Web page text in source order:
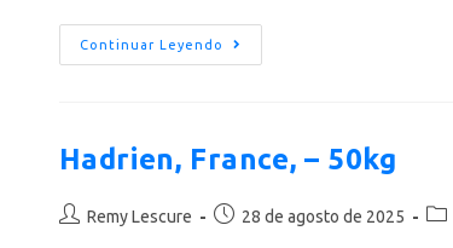
Continuar Leyendo
Hadrien, France, – 50kg
Remy Lescure 28 de agosto de 2025